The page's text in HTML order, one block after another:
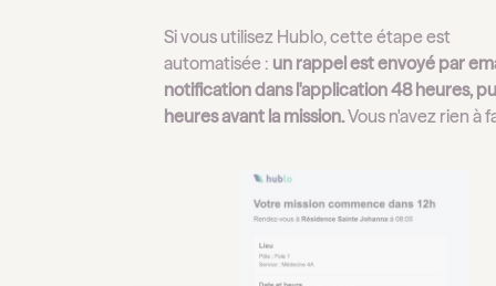
Si vous utilisez Hublo, cette étape est
automatisée : un rappel est envoyé par
notification dans l'application 48 heures,
heures avant la mission.Vous n'avez rien à